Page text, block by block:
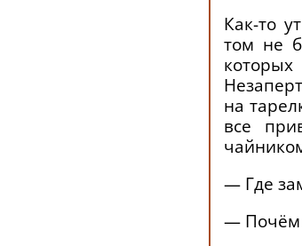
Как-то
том не
на
все
— Где
— Почём